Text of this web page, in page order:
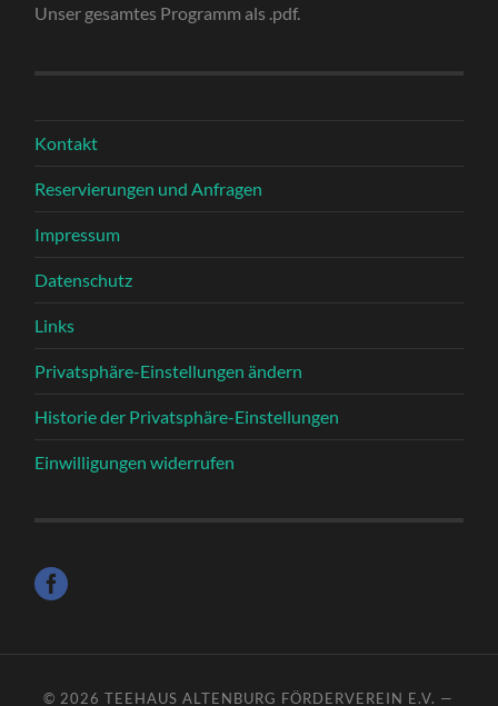
Unser gesamtes Programm als .pdf.
Kontakt
Reservierungen und Anfragen
Impressum
Datenschutz
Links
Privatsphäre-Einstellungen ändern
Historie der Privatsphäre-Einstellungen
Einwilligungen widerrufen
© 2026TEEHAUS ALTENBURG FÖRDERVEREIN E.V. —